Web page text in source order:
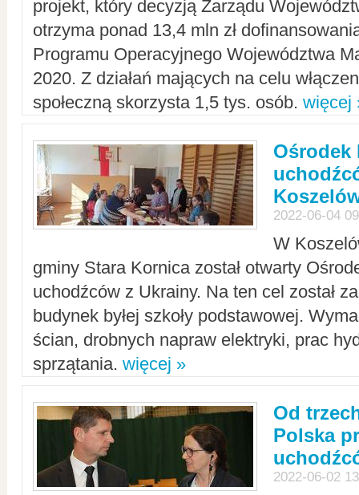
projekt, który decyzją Zarządu
otrzyma ponad 13,4 mln zł
Programu Operacyjnego Województwa
2020. Z działań mających na celu
społeczną skorzysta 1,5 tys. osób. więcej
Ośrodek
2022-06-04
W
gminy Stara Kornica został otwarty
uchodźców z Ukrainy. Na ten cel został
budynek byłej szkoły podstawowej.
ścian, drobnych napraw elektryki, prac
sprzątania. więcej »
Od
Polska
2022-06-02